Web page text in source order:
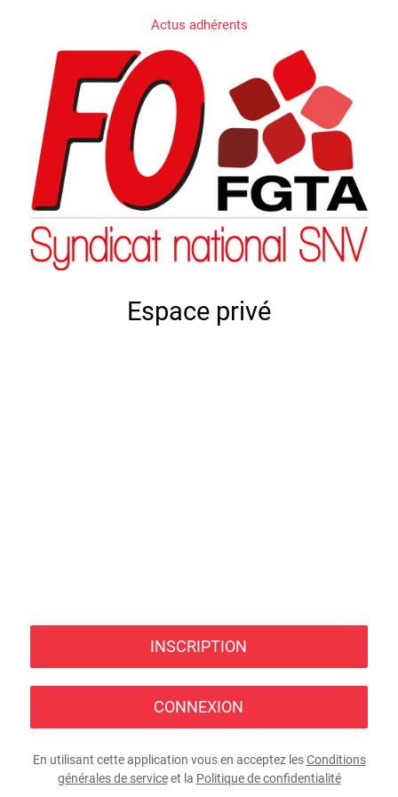
Actus adhérents
Espace privé
INSCRIPTION
CONNEXION
En utilisant cette application vous en acceptez lesConditions
générales de serviceet la Politique de confidentialité